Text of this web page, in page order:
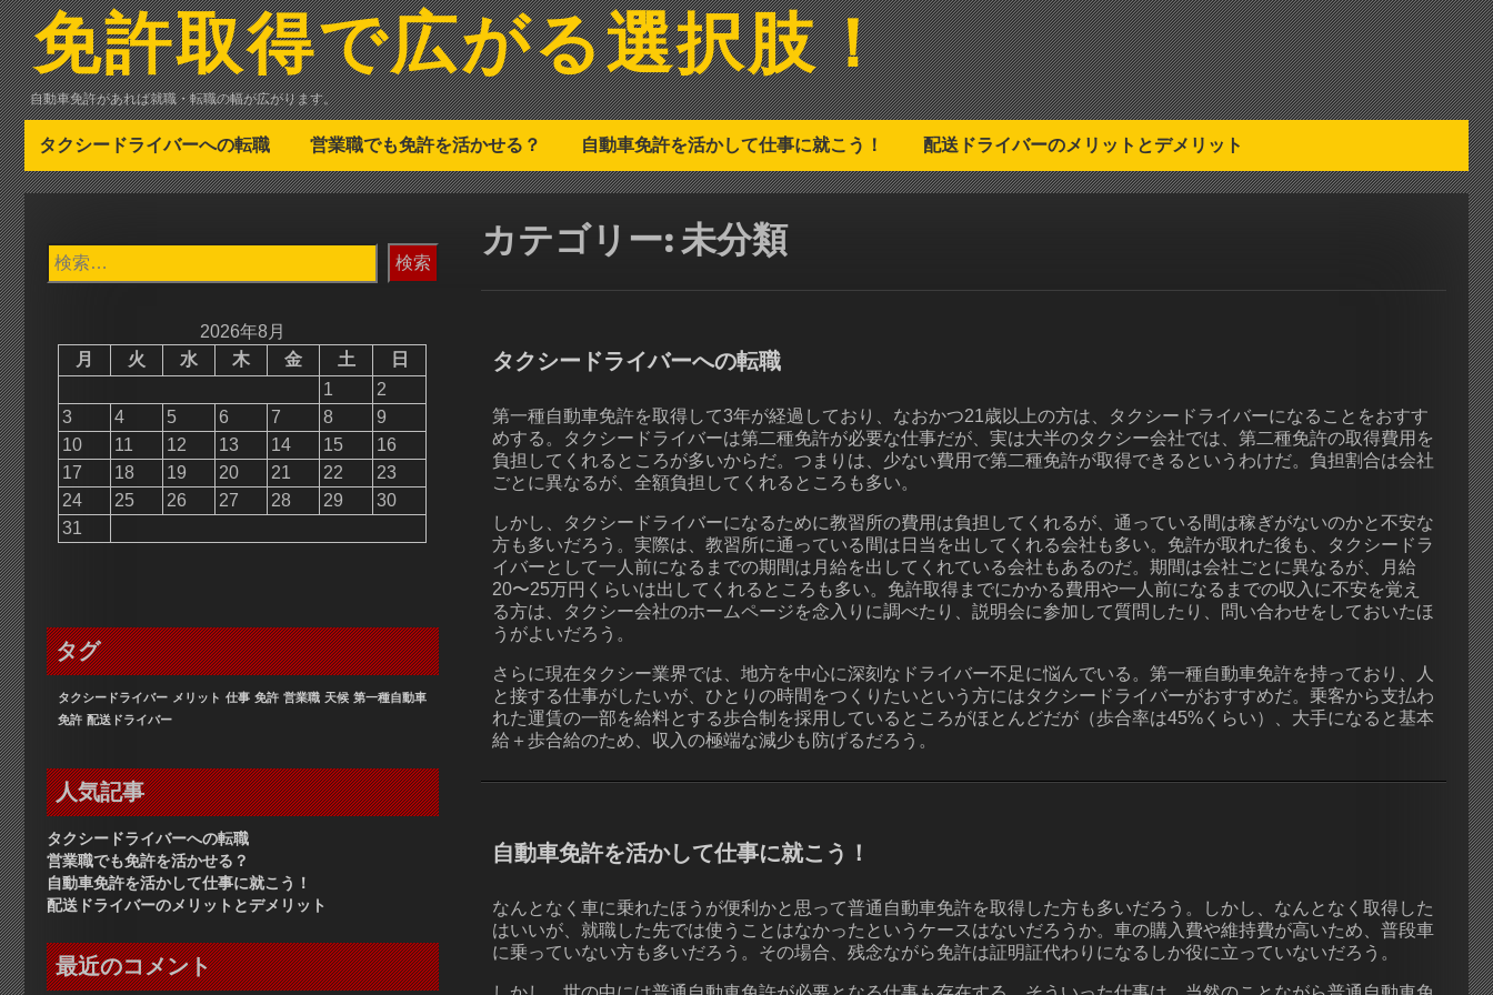
コ
ン
テ
ン
ツ
へ
ス
キ
ッ
プ
免許取得で広がる選択肢！
自動車免許があれば就職・転職の幅が広がります。
タクシードライバーへの転職 営業職でも免許を活かせる？ 自動車免許を活かして仕事に就こう！ 配送ドライバーのメリットとデメリット
カテゴリー:未分類
タクシードライバーへの転職
第一種自動車免許を取得して3年が経過しており、なおかつ21歳以上の方は、タクシードライバーになることをおすす
めする。タクシードライバーは第二種免許が必要な仕事だが、実は大半のタクシー会社では、第二種免許の取得費用を
負担してくれるところが多いからだ。つまりは、少ない費用で第二種免許が取得できるというわけだ。負担割合は会社
ごとに異なるが、全額負担してくれるところも多い。
しかし、タクシードライバーになるために教習所の費用は負担してくれるが、通っている間は稼ぎがないのかと不安な
方も多いだろう。実際は、教習所に通っている間は日当を出してくれる会社も多い。免許が取れた後も、タクシードラ
イバーとして一人前になるまでの期間は月給を出してくれている会社もあるのだ。期間は会社ごとに異なるが、月給
20〜25万円くらいは出してくれるところも多い。免許取得までにかかる費用や一人前になるまでの収入に不安を覚え
る方は、タクシー会社のホームページを念入りに調べたり、説明会に参加して質問したり、問い合わせをしておいたほ
うがよいだろう。
さらに現在タクシー業界では、地方を中心に深刻なドライバー不足に悩んでいる。第一種自動車免許を持っており、人
と接する仕事がしたいが、ひとりの時間をつくりたいという方にはタクシードライバーがおすすめだ。乗客から支払わ
れた運賃の一部を給料とする歩合制を採用しているところがほとんどだが（歩合率は45%くらい）、大手になると基本
給＋歩合給のため、収入の極端な減少も防げるだろう。
自動車免許を活かして仕事に就こう！
なんとなく車に乗れたほうが便利かと思って普通自動車免許を取得した方も多いだろう。しかし、なんとなく取得した
はいいが、就職した先では使うことはなかったというケースはないだろうか。車の購入費や維持費が高いため、普段車
に乗っていない方も多いだろう。その場合、残念ながら免許は証明証代わりになるしか役に立っていないだろう。
検
索:
2026年8月
月
火 水 木 金 土
日
1
2
3
4 5 6 7 8
9
10
11 12 13 14 15
16
17
18 19 20 21 22
23
24
25 26 27 28 29
30
31
タグ
タクシードライバー メリット 仕事 免許 営業職 天候 第一種自動車
免許 配送ドライバー
人気記事
タクシードライバーへの転職
営業職でも免許を活かせる？
自動車免許を活かして仕事に就こう！
配送ドライバーのメリットとデメリット
最近のコメント